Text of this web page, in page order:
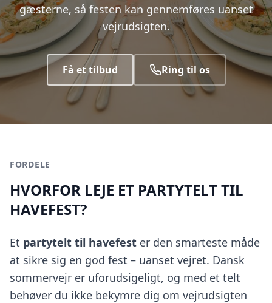
gæsterne, så festen kan gennemføres uanset
vejrudsigten.
Få et tilbud Ring til os
FORDELE
HVORFOR LEJE ET PARTYTELT TIL
HAVEFEST?
Et partytelt til havefest er den smarteste måde
at sikre sig en god fest – uanset vejret. Dansk
sommervejr er uforudsigeligt, og med et telt
behøver du ikke bekymre dig om vejrudsigten